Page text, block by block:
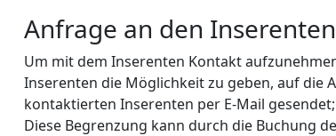
Anfrage an den Inserenten
Um mit dem Inserenten Kontakt
Inserenten die Möglichkeit zu geben, auf die
kontaktierten Inserenten per E-Mail
Diese Begrenzung kann durch die Buchung